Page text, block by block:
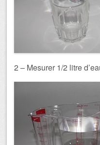
2 – Mesurer 1/2 litre